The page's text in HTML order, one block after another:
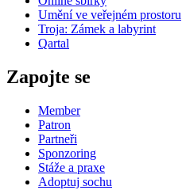
Umění ve veřejném prostoru
Troja: Zámek a labyrint
Qartal
Zapojte se
Member
Patron
Partneři
Sponzoring
Stáže a praxe
Adoptuj sochu